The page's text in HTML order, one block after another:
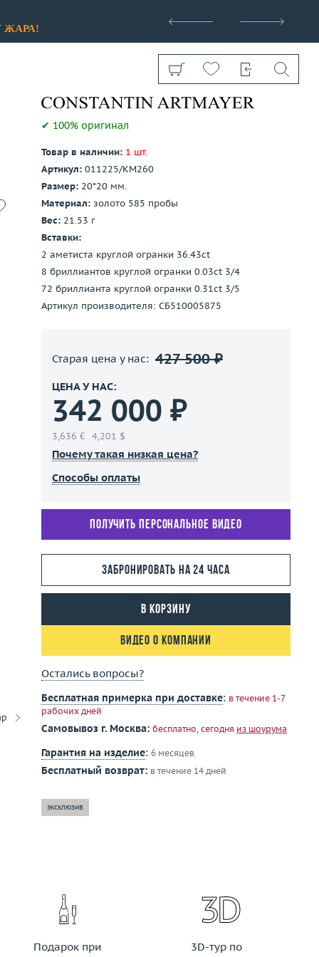
ЖАРА!
✔ 100% оригинал
Товар в наличии: 1 шт.
Артикул: 011225/КМ260
Размер: 20*20 мм.
Материал: золото 585 пробы
Вес: 21.53 г
Вставки:
2 аметиста круглой огранки 36.43ct
8 бриллиантов круглой огранки 0.03ct 3/4
72 бриллианта круглой огранки 0.31ct 3/5
Артикул производителя: СБ510005875
Старая цена у нас: 427 500 ₽
ЦЕНА У НАС:
342 000 ₽
3,636 € 4,201 $
Почему такая низкая цена?
Способы оплаты
Получить персональное видео
Забронировать на 24 часа
В корзину
Видео о компании
Остались вопросы?
Бесплатная примерка при доставке: в течение 1-7
рабочих дней
Самовывоз г. Москва: бесплатно, сегодня из шоурума
Гарантия на изделие: 6 месяцев
Бесплатный возврат: в течение 14 дней
эксклюзив
Подарок при
3D-тур по